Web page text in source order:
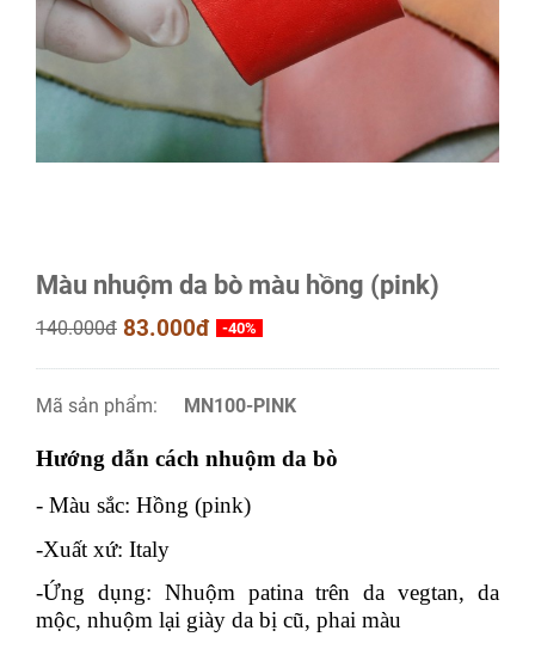
Màu nhuộm da bò màu hồng (pink)
140.000đ 83.000đ -40%
Mã sản phẩm: MN100-PINK
Hướng dẫn cách nhuộm da bò
- Màu sắc: Hồng (pink)
-Xuất xứ: Italy
-Ứng dụng: Nhuộm patina trên da vegtan, da
mộc, nhuộm lại giày da bị cũ, phai màu